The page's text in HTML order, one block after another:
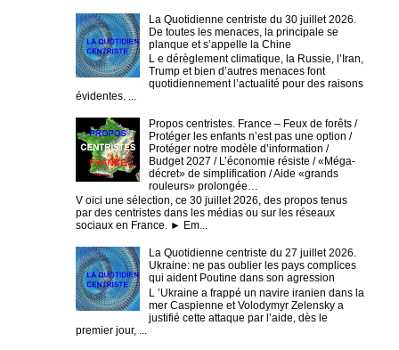
La Quotidienne centriste du 30 juillet 2026.
De toutes les menaces, la principale se
planque et s’appelle la Chine
L e dérèglement climatique, la Russie, l’Iran,
Trump et bien d’autres menaces font
quotidiennement l’actualité pour des raisons
évidentes. ...
Propos centristes. France – Feux de forêts /
Protéger les enfants n’est pas une option /
Protéger notre modèle d’information /
Budget 2027 / L’économie résiste / «Méga-
décret» de simplification / Aide «grands
rouleurs» prolongée…
V oici une sélection, ce 30 juillet 2026, des propos tenus
par des centristes dans les médias ou sur les réseaux
sociaux en France. ► Em...
La Quotidienne centriste du 27 juillet 2026.
Ukraine: ne pas oublier les pays complices
qui aident Poutine dans son agression
L ’Ukraine a frappé un navire iranien dans la
mer Caspienne et Volodymyr Zelensky a
justifié cette attaque par l’aide, dès le
premier jour, ...